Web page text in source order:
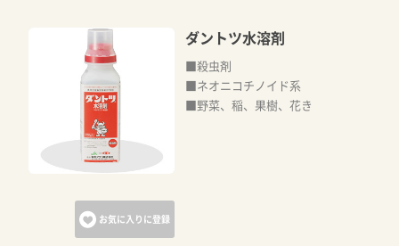
お気に入りに登録
ダントツ水溶剤
■殺虫剤
■ネオニコチノイド系
■野菜、稲、果樹、花き